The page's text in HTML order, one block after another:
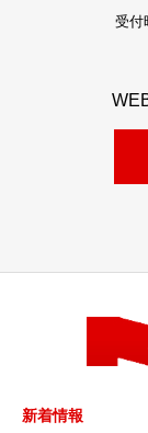
受付
新着情報